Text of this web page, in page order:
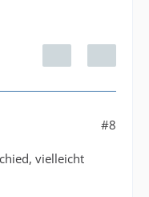
#8
vielleicht